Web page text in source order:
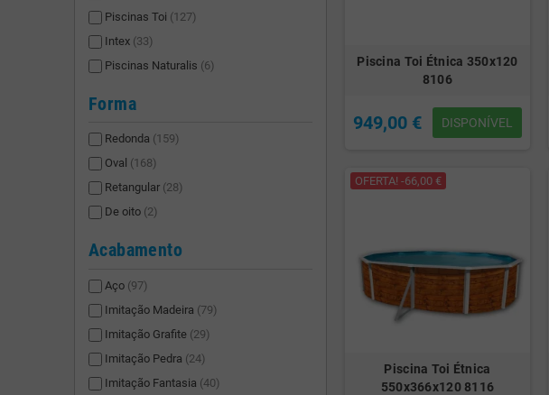
Piscinas Toi (127)
Intex (33)
Piscinas Naturalis (6)
Forma
Redonda (159)
Oval (168)
Retangular (28)
De oito (2)
Acabamento
Aço (97)
Imitação Madeira (79)
Imitação Grafite (29)
Imitação Pedra (24)
Imitação Fantasia (40)
Piscina Toi Étnica 350x120
8106
949,00 € DISPONÍVEL
OFERTA! -66,00 €
Piscina Toi Étnica
550x366x120 8116